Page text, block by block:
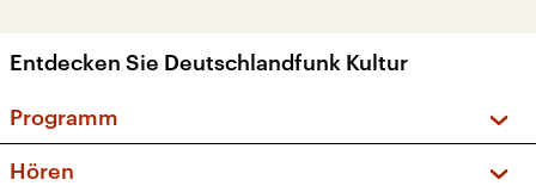
Entdecken Sie Deutschlandfunk Kultur
Programm
Hören